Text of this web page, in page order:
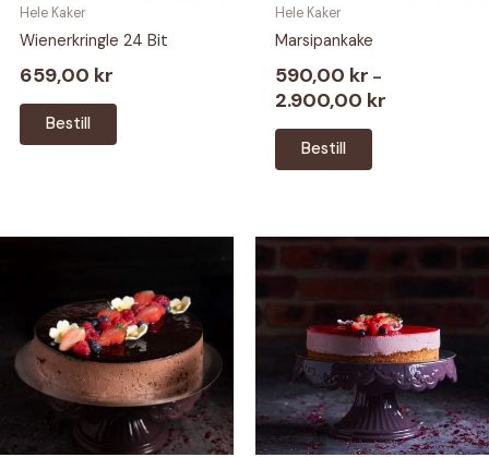
Hele Kaker
Wienerkringle 24 Bit
659,00 kr
Bestill
Hele Kaker
Marsipankake
590,00 kr –
2.900,00 krPrisområde:
Bestill
Dette
varianter.
velges
på
produktsiden